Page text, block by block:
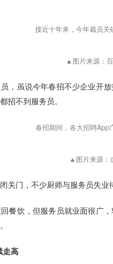
接近十年来，今年裁员关
▲图片来源：
，虽说今年春招不少企业开
招不到服务员。
春招期间，各大招聘App
▲图片来源：
关门，不少厨师与服务员失业
餐饮，但服务员就业面很广
走高